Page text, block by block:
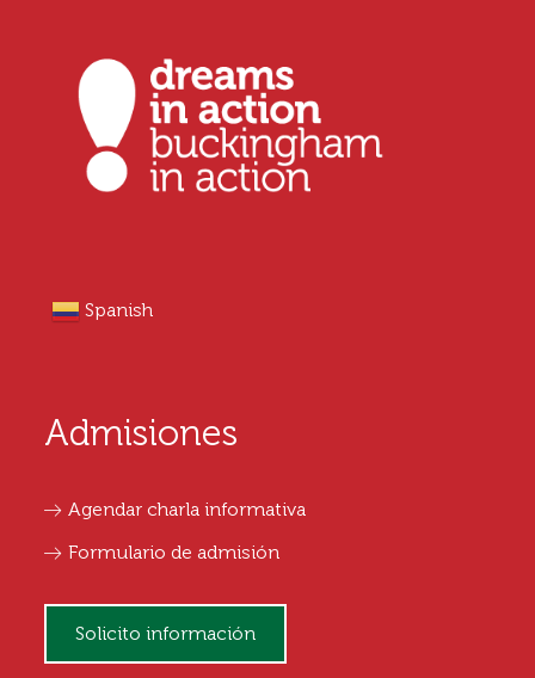
Spanish
Admisiones
Agendar charla informativa
Formulario de admisión
Solicito información